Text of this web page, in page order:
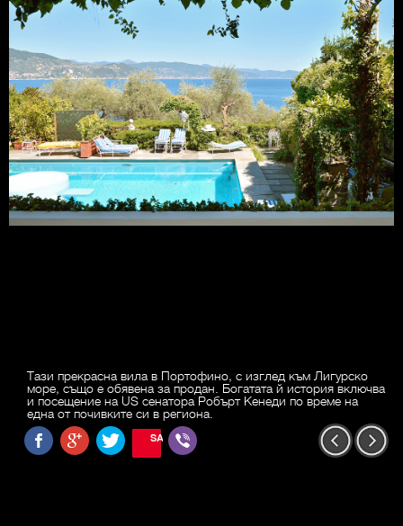
Тази прекрасна вила в Портофино, с изглед към Лигурско
море, също е обявена за продан. Богатата й история включва
и посещение на US сенатора Робърт Кенеди по време на
една от почивките си в региона.
SAVE